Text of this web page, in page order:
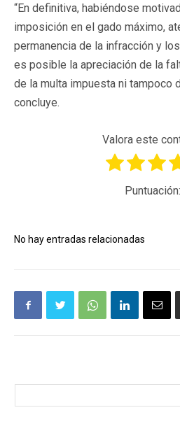
“En definitiva, habiéndose
imposición en el gado máximo,
permanencia de la infracción y
es posible la apreciación de la
de la multa impuesta ni tampoco
concluye.
Valora este
Puntuación:
No hay entradas relacionadas